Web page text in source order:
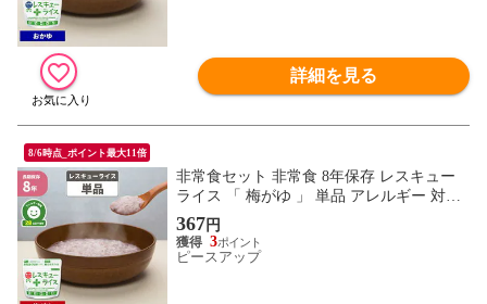
詳細を見る
8/6時点_ポイント最大11倍
非常食セット 非常食 8年保存 レスキュー
ライス 「 梅がゆ 」 単品 アレルギー 対応
国産米使用 アルファー米 保存食 防災食 お
米 ご飯 メール便4個までOK
367円
3
ピースアップ